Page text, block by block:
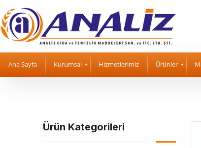
Ana Sayfa Kurumsal Hizmetlerimiz Ürünler
Ürün Kategorileri